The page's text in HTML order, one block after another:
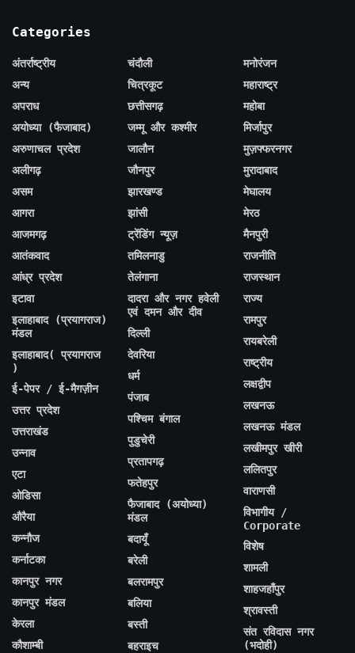
Categories
अंतर्राष्ट्रीय
अन्य
अपराध
अयोध्या (फैजाबाद)
अरुणाचल प्रदेश
अलीगढ़
असम
आगरा
आजमगढ़
आतंकवाद
आंध्र प्रदेश
इटावा
इलाहाबाद (प्रयागराज)
मंडल
इलाहाबाद( प्रयागराज
)
ई-पेपर / ई-मैगज़ीन
उत्तर प्रदेश
उत्तराखंड
उन्नाव
एटा
ओडिसा
औरैया
कन्नौज
कर्नाटका
कानपुर नगर
कानपुर मंडल
केरला
कौशाम्बी
चंदौली
चित्रकूट
छत्तीसगढ़
जम्मू और कश्मीर
जालौन
जौनपुर
झारखण्ड
झांसी
ट्रेंडिंग न्यूज़
तमिलनाडु
तेलंगाना
दादरा और नगर हवेली
एवं दमन और दीव
दिल्ली
देवरिया
धर्म
पंजाब
पश्चिम बंगाल
पुडुचेरी
प्रतापगढ़
फतेहपुर
फैजाबाद (अयोध्या)
मंडल
बदायूँ
बरेली
बलरामपुर
बलिया
बस्ती
बहराइच
मनोरंजन
महाराष्ट्र
महोबा
मिर्जापुर
मुज़फ्फरनगर
मुरादाबाद
मेघालय
मेरठ
मैनपुरी
राजनीति
राजस्थान
राज्य
रामपुर
रायबरेली
राष्ट्रीय
लक्षद्वीप
लखनऊ
लखनऊ मंडल
लखीमपुर खीरी
ललितपुर
वाराणसी
विभागीय /
Corporate
विशेष
शामली
शाहजहाँपुर
श्रावस्ती
संत रविदास नगर
(भदोही)